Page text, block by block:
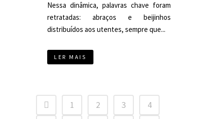
Nessa dinâmica, palavras chave foram
retratadas: abraços e beijinhos
distribuídos aos utentes, sempre que...
LER MAIS
1 2 3
4